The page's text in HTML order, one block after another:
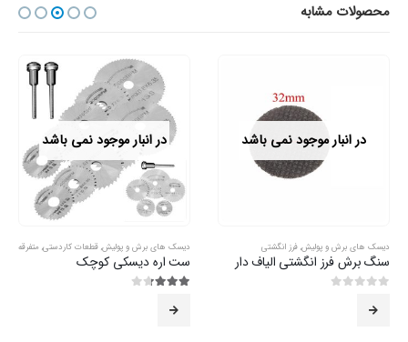
محصولات مشابه
در انبار موجود نمی باشد
دیسک های برش و پولیش, قطعات کاردستی
ست اره دیسکی کوچک
در انبار موجود نمی باشد
دیسک های برش و پولیش, فرچه سیمی
فرچه سیمی انگشتی